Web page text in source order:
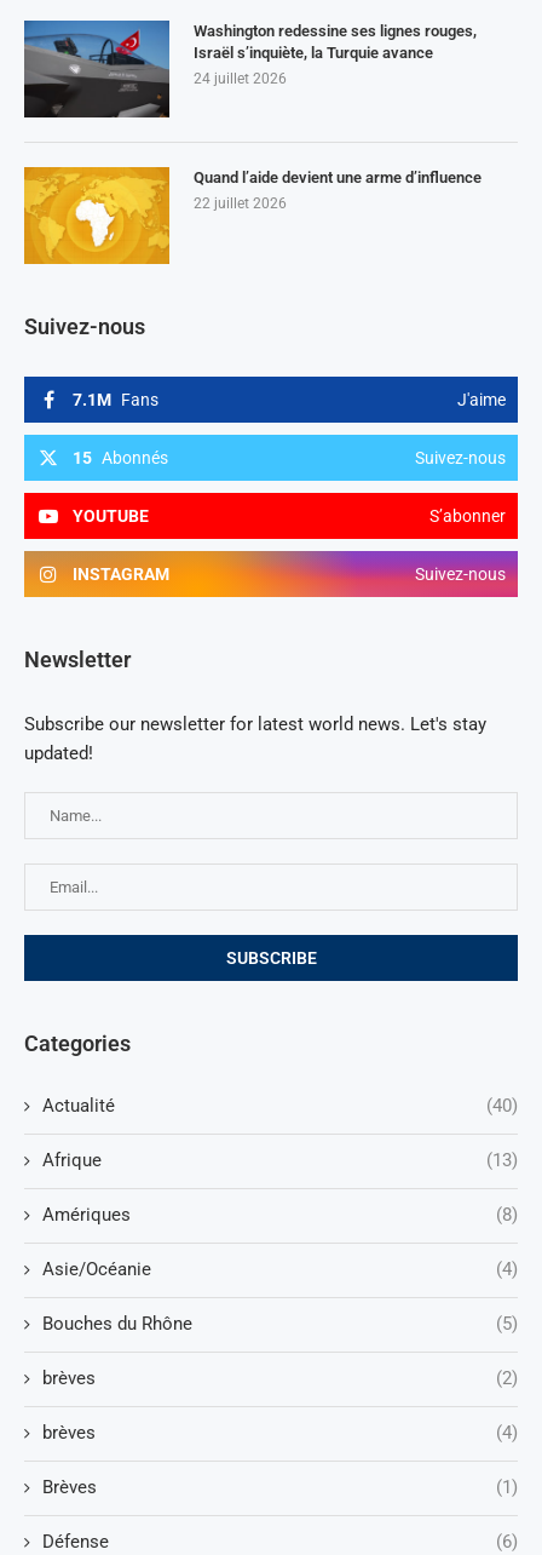
Washington redessine ses lignes rouges,
Israël s’inquiète, la Turquie avance
24 juillet 2026
Quand l’aide devient une arme d’influence
22 juillet 2026
Suivez-nous
7.1M Fans J'aime
15 Abonnés Suivez-nous
YOUTUBE S’abonner
INSTAGRAM Suivez-nous
Newsletter
Subscribe our newsletter for latest world news. Let's stay
updated!
Categories
Actualité (40)
Afrique (13)
Amériques (8)
Asie/Océanie (4)
Bouches du Rhône (5)
brèves (2)
brèves (4)
Brèves (1)
Défense (6)